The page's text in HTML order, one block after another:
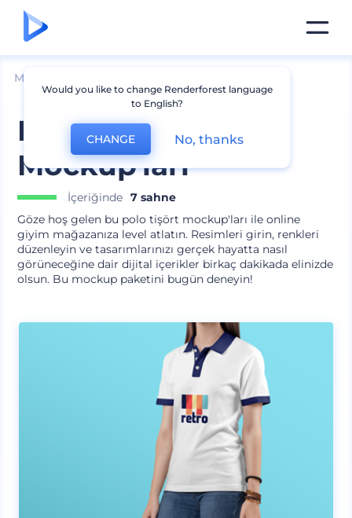
Mockuplar
Kadın Polo Tişört
Mockup'ları
İçeriğinde 7 sahne
Göze hoş gelen bu polo tişört mockup'ları ile online
giyim mağazanıza level atlatın. Resimleri girin, renkleri
düzenleyin ve tasarımlarınızı gerçek hayatta nasıl
görüneceğine dair dijital içerikler birkaç dakikada elinizde
olsun. Bu mockup paketini bugün deneyin!
Would you like to change Renderforest language
to English?
CHANGE No, thanks